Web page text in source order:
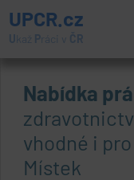
UPCR.cz
U kaž Práci v ČR
Nabídka
vhodné i
Místek